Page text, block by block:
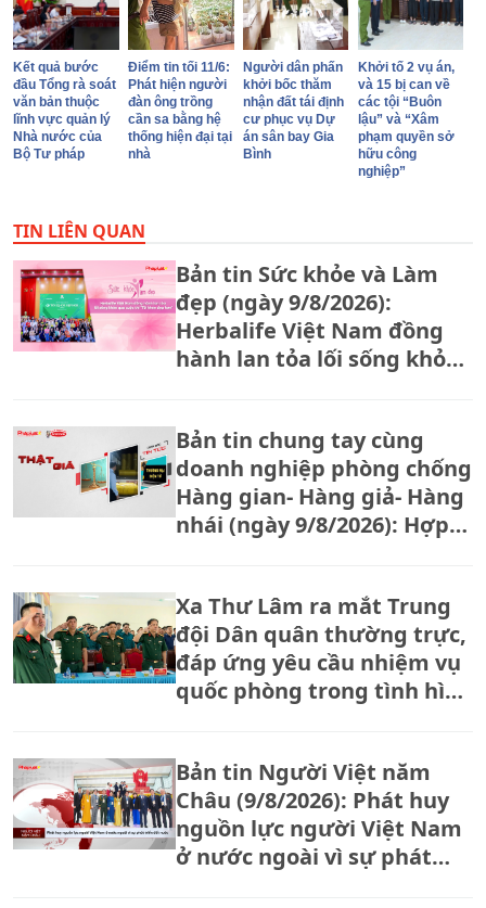
Kết quả bước
đầu Tổng rà soát
văn bản thuộc
lĩnh vực quản lý
Nhà nước của
Bộ Tư pháp
Điểm tin tối 11/6:
Phát hiện người
đàn ông trồng
cần sa bằng hệ
thống hiện đại tại
nhà
Người dân phấn
khởi bốc thăm
nhận đất tái định
cư phục vụ Dự
án sân bay Gia
Bình
Khởi tố 2 vụ án,
và 15 bị can về
các tội “Buôn
lậu” và “Xâm
phạm quyền sở
hữu công
nghiệp”
TIN LIÊN QUAN
Bản tin Sức khỏe và Làm
đẹp (ngày 9/8/2026):
Herbalife Việt Nam đồng
hành lan tỏa lối sống khỏe
Bản tin chung tay cùng
doanh nghiệp phòng chống
Hàng gian- Hàng giả- Hàng
nhái (ngày 9/8/2026): Hợp
giả, hàng nhái
Xa Thư Lâm ra mắt Trung
đội Dân quân thường trực,
đáp ứng yêu cầu nhiệm vụ
quốc phòng trong tình hình
Bản tin Người Việt năm
Châu (9/8/2026): Phát huy
nguồn lực người Việt Nam
ở nước ngoài vì sự phát